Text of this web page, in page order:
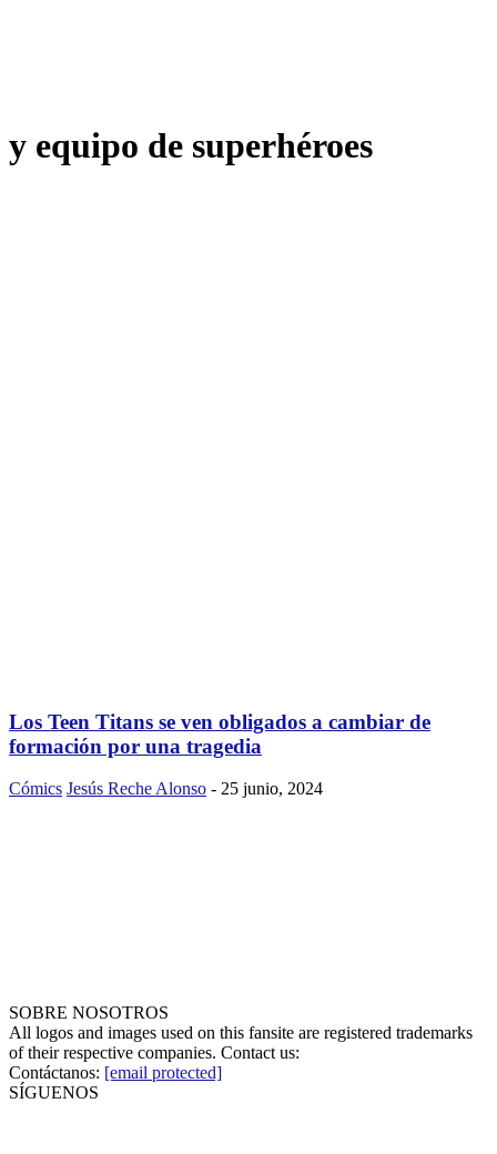
y equipo de superhéroes
Los Teen Titans se ven obligados a cambiar de
formación por una tragedia
Cómics Jesús Reche Alonso - 25 junio, 2024
SOBRE NOSOTROS
All logos and images used on this fansite are registered trademarks
of their respective companies. Contact us:
Contáctanos: [email protected]
SÍGUENOS